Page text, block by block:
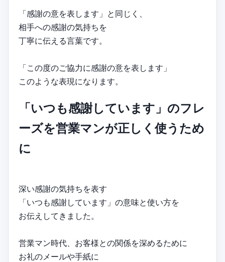
「感謝の意を表します」と同じく、
相手への感謝の気持ちを
丁寧に伝える言葉です。
「この度のご協力に感謝の意を表します」
このような表現になります。
「いつも感謝しています」のフレ
ーズを営業マンが正しく使うため
に
深い感謝の気持ちを表す
「いつも感謝しています」の意味と使い方を
お伝えしてきました。
営業マン時代、お客様との関係を深めるために
お礼のメールや手紙に